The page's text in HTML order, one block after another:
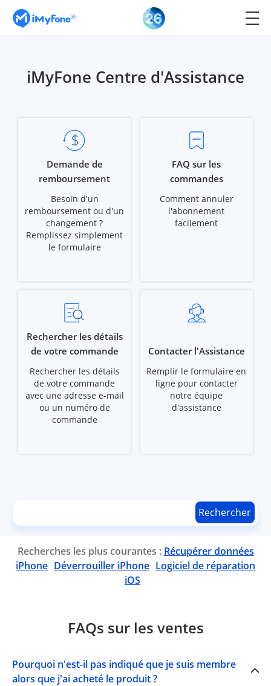
iMyFone Centre d'Assistance
Demande de
remboursement
Besoin d'un
remboursement ou d'un
changement ?
Remplissez simplement
le formulaire
FAQ sur les
commandes
Comment annuler
l'abonnement
facilement
Rechercher les détails
de votre commande
Rechercher les détails
de votre commande
avec une adresse e-mail
ou un numéro de
commande
Contacter l'Assistance
Remplir le formulaire en
ligne pour contacter
notre équipe
d'assistance
Recherches les plus courantes : Récupérer données
iPhone Déverrouiller iPhone Logiciel de réparation
iOS
FAQs sur les ventes
Pourquoi n'est-il pas indiqué que je suis membre
alors que j'ai acheté le produit ?